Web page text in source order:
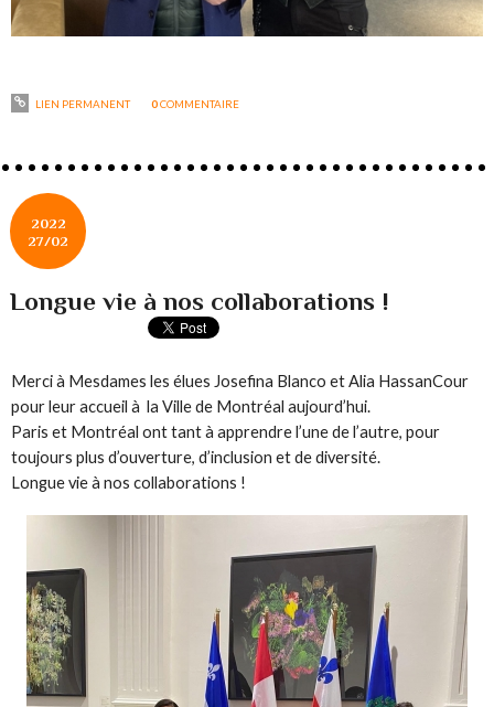
LIEN PERMANENT 0COMMENTAIRE
2022
27/02
Longue vie à nos collaborations !
Merci à Mesdames les élues Josefina Blanco et Alia HassanCour
pour leur accueil à la Ville de Montréal aujourd’hui.
Paris et Montréal ont tant à apprendre l’une de l’autre, pour
toujours plus d’ouverture, d’inclusion et de diversité.
Longue vie à nos collaborations !